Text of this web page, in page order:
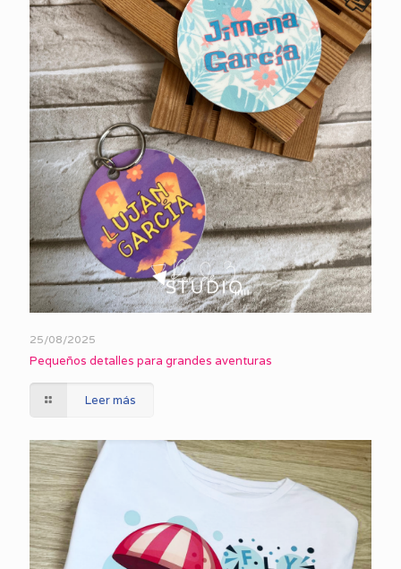
25/08/2025
Pequeños detalles para grandes aventuras
Leer más